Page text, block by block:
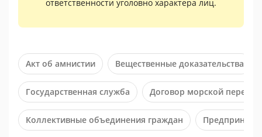
ответственности уголовно характера лиц.
Акт об амнистии Вещественные доказательства
Государственная служба Договор морской
Коллективные объединения граждан